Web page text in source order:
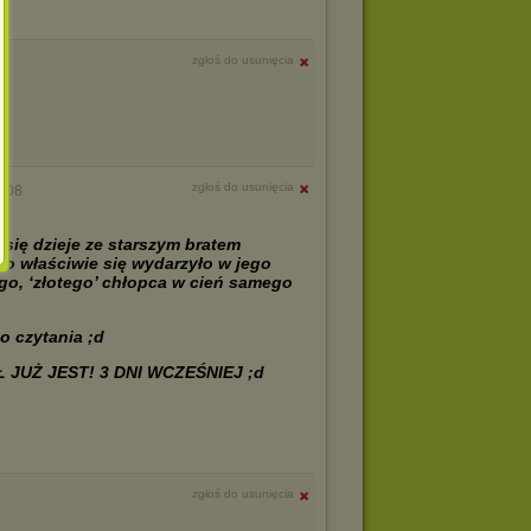
zgłoś do usunięcia
zgłoś do usunięcia
dzieje ze starszym bratem
właściwie się wydarzyło w jego
‘złotego’ chłopca w cień samego
czytania ;d
JUŻ JEST! 3 DNI WCZEŚNIEJ ;d
zgłoś do usunięcia